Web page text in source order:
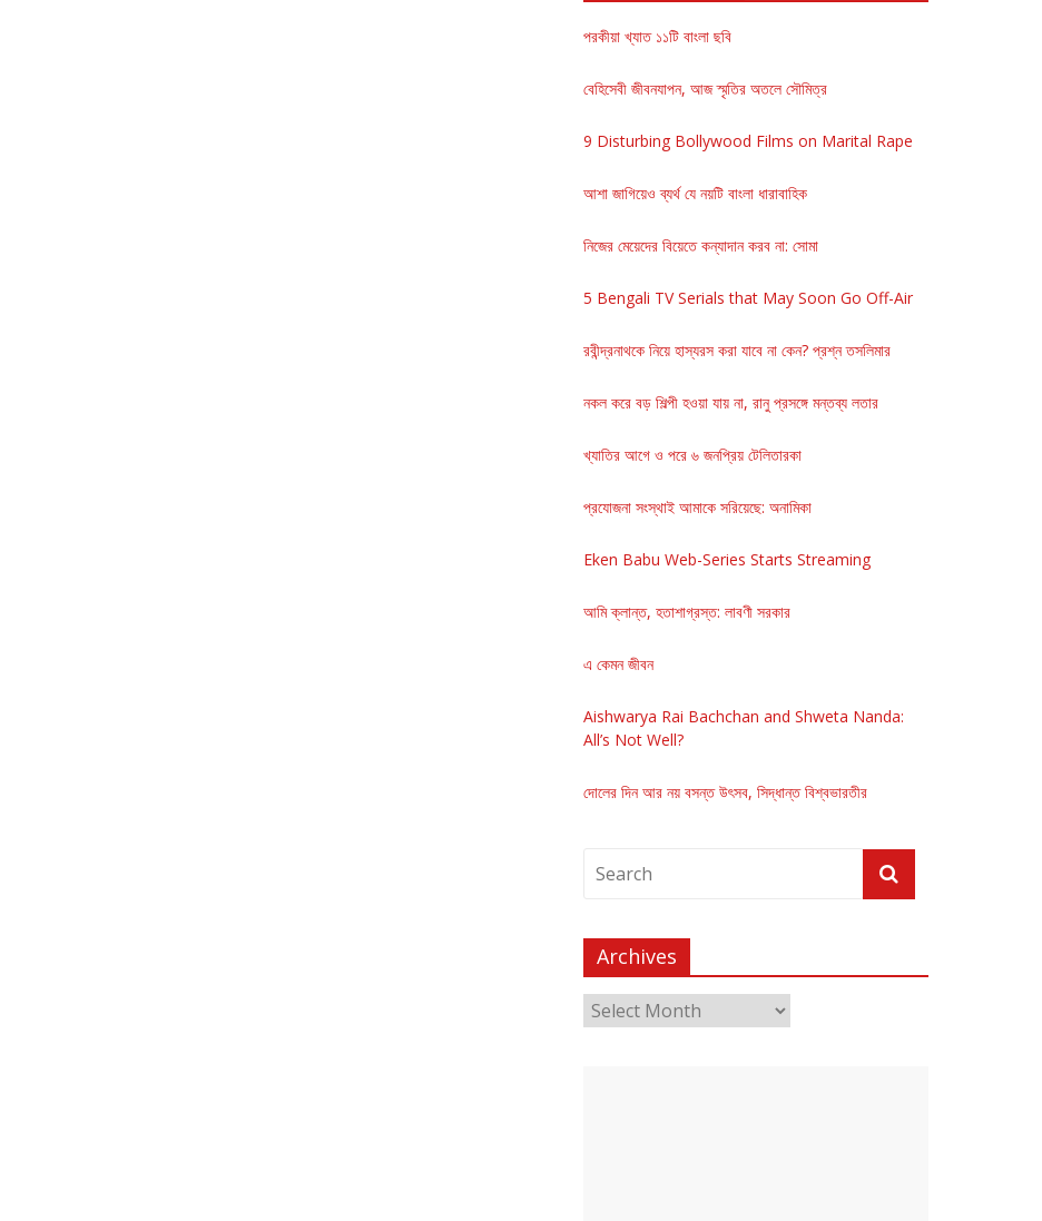
পরকীয়া খ্যাত ১১টি বাংলা ছবি
বেহিসেবী জীবনযাপন, আজ স্মৃতির অতলে সৌমিত্র
9 Disturbing Bollywood Films on Marital Rape
আশা জাগিয়েও ব্যর্থ যে নয়টি বাংলা ধারাবাহিক
নিজের মেয়েদের বিয়েতে কন্যাদান করব না: সোমা
5 Bengali TV Serials that May Soon Go Off-Air
রবীন্দ্রনাথকে নিয়ে হাস্যরস করা যাবে না কেন? প্রশ্ন তসলিমার
নকল করে বড় শিল্পী হওয়া যায় না, রানু প্রসঙ্গে মন্তব্য লতার
খ্যাতির আগে ও পরে ৬ জনপ্রিয় টেলিতারকা
প্রযোজনা সংস্থাই আমাকে সরিয়েছে: অনামিকা
Eken Babu Web-Series Starts Streaming
আমি ক্লান্ত, হতাশাগ্রস্ত: লাবণী সরকার
এ কেমন জীবন
Aishwarya Rai Bachchan and Shweta Nanda:
All’s Not Well?
দোলের দিন আর নয় বসন্ত উৎসব, সিদ্ধান্ত বিশ্বভারতীর
Archives